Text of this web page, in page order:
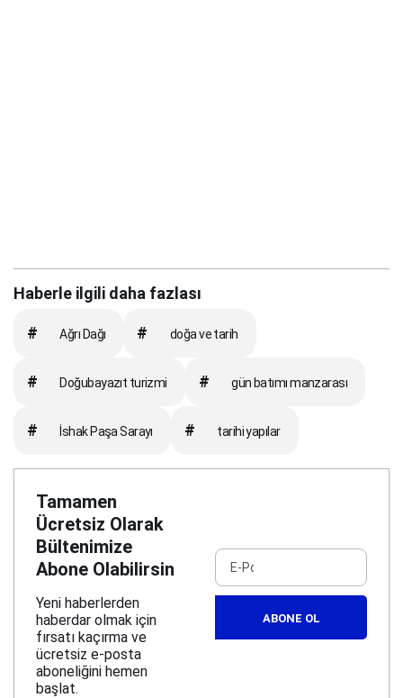
Haberle ilgili daha fazlası
# Ağrı Dağı # doğa ve tarih
# Doğubayazıt turizmi # gün batımı manzarası
# İshak Paşa Sarayı # tarihi yapılar
Tamamen
Ücretsiz Olarak
Bültenimize
Abone Olabilirsin
Yeni haberlerden
haberdar olmak için
fırsatı kaçırma ve
ücretsiz e-posta
aboneliğini hemen
başlat.
ABONE OL